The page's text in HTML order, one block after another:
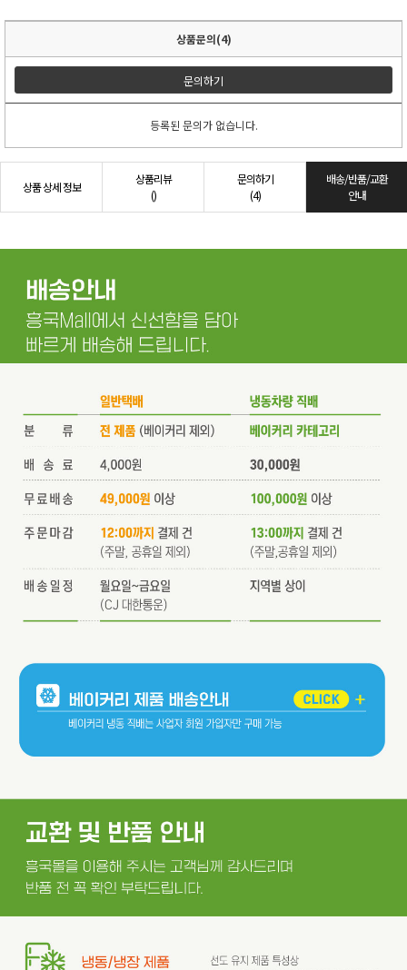
상품문의(4)
문의하기
등록된 문의가 없습니다.
상품 상세 정보
상품리뷰
()
문의하기
(4)
배송/반품/교환
안내